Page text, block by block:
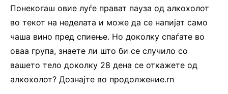
Понекогаш овие луѓе прават пауза од алкохолот
во текот на неделата и може да се напијат само
чаша вино пред спиење. Но доколку спаѓате во
оваа група, знаете ли што би се случило со
вашето тело доколку 28 дена се откажете од
алкохолот? Дознајте во продолжение.rn